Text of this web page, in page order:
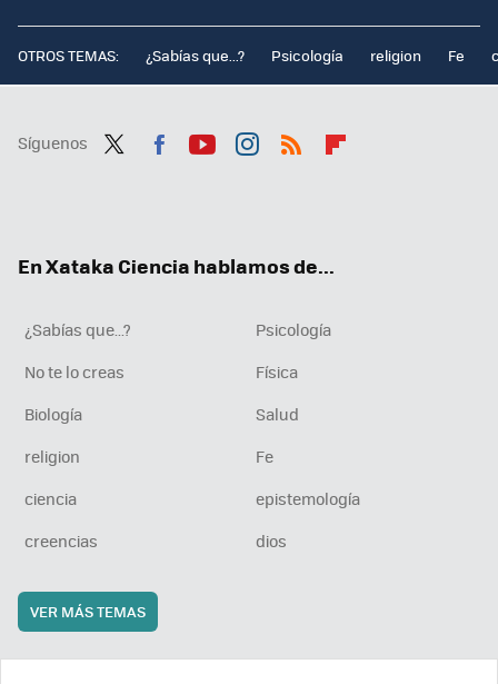
OTROS TEMAS: ¿Sabías que...? Psicología religion Fe
Síguenos
En Xataka Ciencia hablamos de...
¿Sabías que...?
Psicología
No te lo creas
Física
Biología
Salud
religion
Fe
ciencia
epistemología
creencias
dios
VER MÁS TEMAS